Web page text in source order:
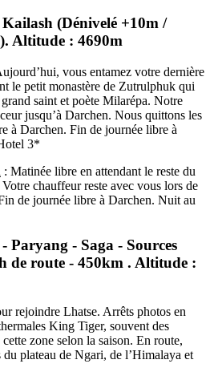
(Dénivelé +10m /
Altitude : 4690m
vous entamez votre dernière
le petit monastère de Zutrulphuk qui
saint et poète Milarépa. Notre
jusqu’à Darchen. Nous quittons les
à Darchen. Fin de journée libre à
3*
: Matinée libre en attendant le reste du
chauffeur reste avec vous lors de
de journée libre à Darchen. Nuit au
Paryang - Saga - Sources
de route - 450km . Altitude :
rejoindre Lhatse. Arrêts photos en
King Tiger, souvent des
zone selon la saison. En route,
plateau de Ngari, de l’Himalaya et